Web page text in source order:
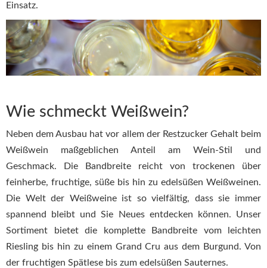
Einsatz.
Wie schmeckt Weißwein?
Neben dem Ausbau hat vor allem der Restzucker Gehalt beim
Weißwein maßgeblichen Anteil am Wein-Stil und
Geschmack. Die Bandbreite reicht von trockenen über
feinherbe, fruchtige, süße bis hin zu edelsüßen Weißweinen.
Die Welt der Weißweine ist so vielfältig, dass sie immer
spannend bleibt und Sie Neues entdecken können. Unser
Sortiment bietet die komplette Bandbreite vom leichten
Riesling bis hin zu einem Grand Cru aus dem Burgund. Von
der fruchtigen Spätlese bis zum edelsüßen Sauternes.